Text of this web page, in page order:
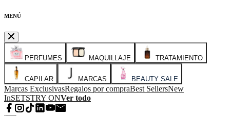
MENÚ
PERFUMES MAQUILLAJE TRATAMIENTO
CAPILAR MARCAS BEAUTY SALE
Marcas ExclusivasRegalos por compraBest SellersNew
InSETSTRY ONVer todo